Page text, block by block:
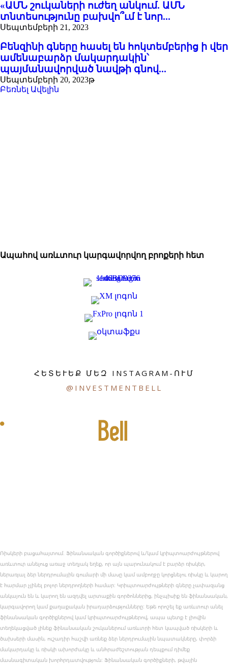
«ԱՄՆ շուկաների ուժեղ անկում. ԱՄՆ
տնտեսությունը բախվո՞ւմ է նոր...
Սեպտեմբերի 21, 2023
Բենզինի գները հասել են հոկտեմբերից ի վեր
ամենաբարձր մակարդակին՝
պայմանավորված նավթի գնով...
Սեպտեմբերի 20, 2023թ
Բեռնել Ավելին
Ապահով առևտուր կարգավորվող բրոքերի հետ
ՀԵՏԵՒԵՔ ՄԵԶ INSTAGRAM-ՈՒՄ
@INVESTMENTBELL
Ռիսկերի բացահայտում. Ֆինանսական գործիքներով և/կամ կրիպտոարժույթներով
առևտուր անելուց առաջ տեղյակ եղեք, որ այն պարունակում է բարձր ռիսկեր,
ներառյալ ձեր ներդրումային գումարի մի մասը կամ ամբողջը կորցնելու ռիսկը և կարող
է հարմար չլինել բոլոր ներդրողների համար: Կրիպտոարժույթների գները չափազանց
անկայուն են և կարող են ազդվել արտաքին գործոններից, ինչպիսիք են ֆինանսական,
կարգավորող կամ քաղաքական իրադարձությունները: Եթե որոշել եք առևտուր անել
ֆինանսական գործիքներով կամ կրիպտոարժույթներով, ապա պետք է լիովին
տեղեկացված լինեք ֆինանսական շուկաներում առևտրի հետ կապված ռիսկերի և
ծախսերի մասին, ուշադիր հաշվի առնեք ձեր ներդրումային նպատակները, փորձի
մակարդակը և ռիսկի ախորժակը և անհրաժեշտության դեպքում դիմեք
մասնագիտական խորհրդատվություն: Ֆինանսական գործիքների, թվային